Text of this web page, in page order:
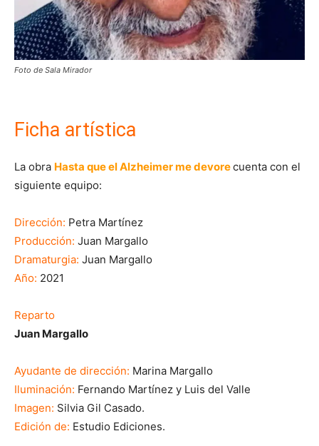
Foto de Sala Mirador
Ficha artística
La obra Hasta que el Alzheimer me devorecuenta con el
siguiente equipo:
Dirección: Petra Martínez
Producción: Juan Margallo
Dramaturgia: Juan Margallo
Año: 2021
Reparto
Juan Margallo
Ayudante de dirección: Marina Margallo
Iluminación: Fernando Martínez y Luis del Valle
Imagen: Silvia Gil Casado.
Edición de: Estudio Ediciones.